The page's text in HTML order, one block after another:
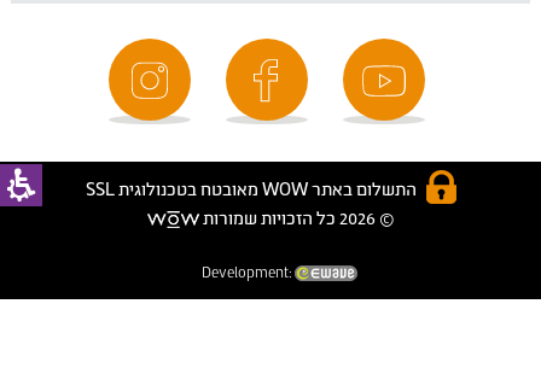
התשלום באתר WOW מאובטח בטכנולוגית SSL
© 2026 כל הזכויות שמורות
Development: